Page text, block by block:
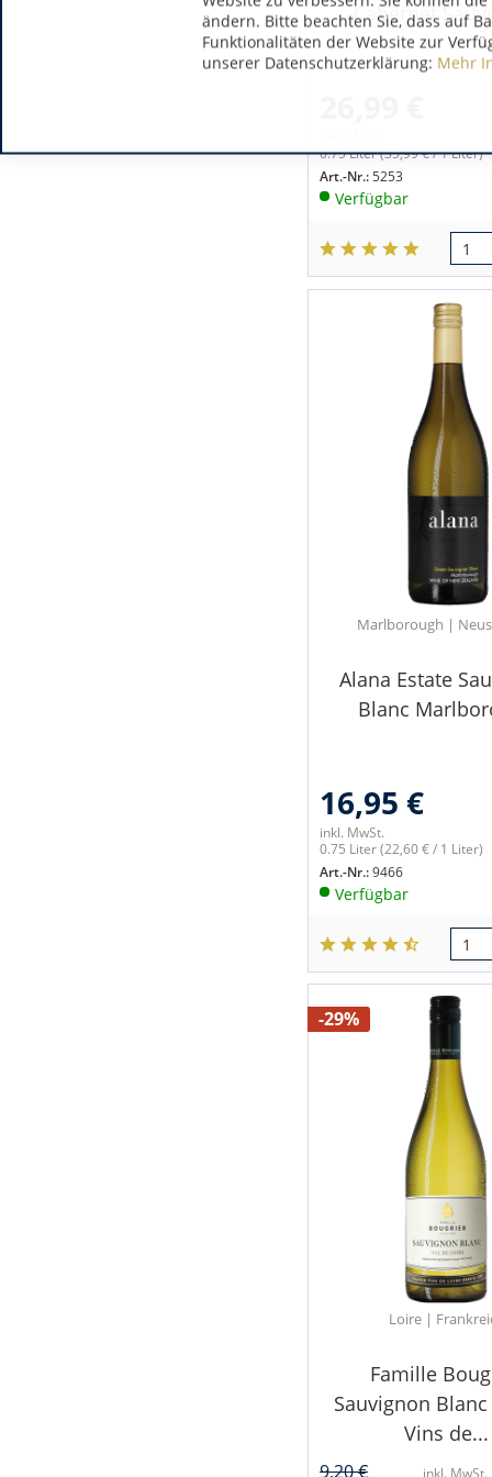
Z. Alexander Brown
Cabernet
0.75 Liter(35,99 € / 1 Liter)
Art.-Nr.:5253
Verfügbar
Marlborough |
Alana Estate
Blanc
16,95 €
inkl. MwSt.
0.75 Liter(22,60 € / 1 Liter)
Art.-Nr.:9466
Verfügbar
-29%
Loire |
Famille
Sauvignon
Vins de...
9,20 €
ändern. Bitte beachten Sie, dass auf
Funktionalitäten der Website zur
unserer Datenschutzerklärung: Mehr